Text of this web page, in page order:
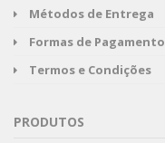
Métodos de Entrega
Formas de Pagamento
Termos e Condições
PRODUTOS